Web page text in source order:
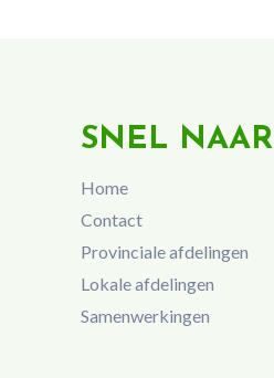
SNEL NAAR
Home
Contact
Provinciale afdelingen
Lokale afdelingen
Samenwerkingen